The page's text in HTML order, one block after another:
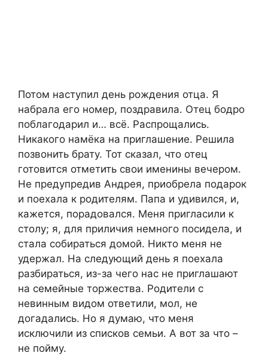
Потом наступил день рождения отца. Я
набрала его номер, поздравила. Отец бодро
поблагодарил и… всё. Распрощались.
Никакого намёка на приглашение. Решила
позвонить брату. Тот сказал, что отец
готовится отметить свои именины вечером.
Не предупредив Андрея, приобрела подарок
и поехала к родителям. Папа и удивился, и,
кажется, порадовался. Меня пригласили к
столу; я, для приличия немного посидела, и
стала собираться домой. Никто меня не
удержал. На следующий день я поехала
разбираться, из-за чего нас не приглашают
на семейные торжества. Родители с
невинным видом ответили, мол, не
догадались. Но я думаю, что меня
исключили из списков семьи. А вот за что –
не пойму.